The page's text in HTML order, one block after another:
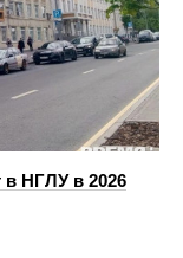
НГЛУ в 2026